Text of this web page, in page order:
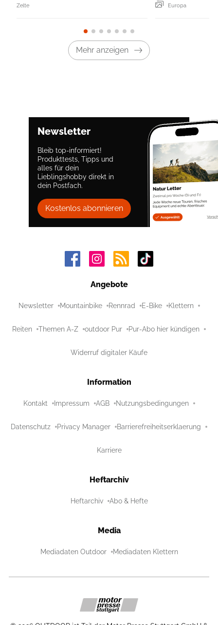
Zelte Europa
Mehr anzeigen
Newsletter
Bleib top-informiert!
Produkttests, Tipps und
alles für dein
Lieblingshobby direkt in
dein Postfach.
Kostenlos abonnieren
Angebote
Newsletter Mountainbike Rennrad E-Bike Klettern
Reiten Themen A-Z outdoor Pur Pur-Abo hier kündigen
Widerruf digitaler Käufe
Information
Kontakt Impressum AGB Nutzungsbedingungen
Datenschutz Privacy Manager Barrierefreiheitserklaerung
Karriere
Heftarchiv
Heftarchiv Abo & Hefte
Media
Mediadaten Outdoor Mediadaten Klettern